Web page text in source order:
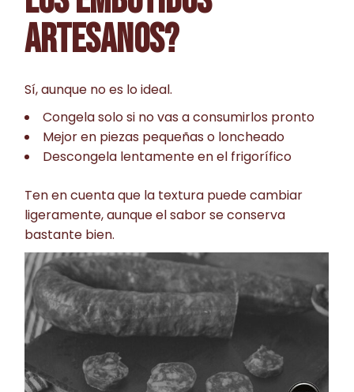
ARTESANOS?
Sí, aunque no es lo ideal.
Congela solo si no vas a consumirlos pronto
Mejor en piezas pequeñas o loncheado
Descongela lentamente en el frigorífico
Ten en cuenta que la textura puede cambiar
ligeramente, aunque el sabor se conserva
bastante bien.